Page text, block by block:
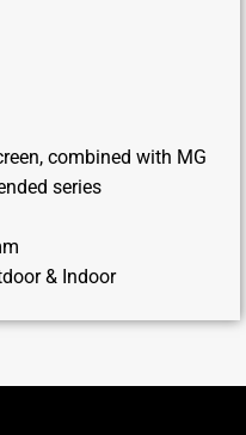
combined with MG
series
& Indoor